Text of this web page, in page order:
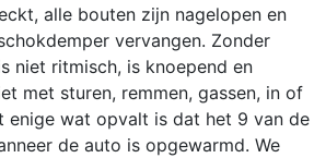
alle bouten zijn nagelopen en
vervangen. Zonder
niet ritmisch, is knoepend en
met sturen, remmen, gassen, in of
enige wat opvalt is dat het 9 van de
de auto is opgewarmd. We